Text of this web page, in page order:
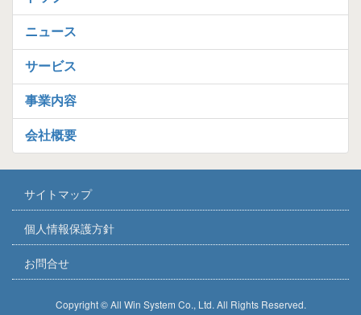
ニュース
サービス
事業内容
会社概要
サイトマップ
個人情報保護方針
お問合せ
Copyright © All Win System Co., Ltd. All Rights Reserved.